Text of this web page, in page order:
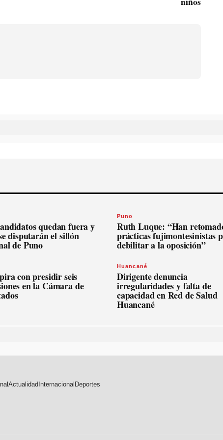
quedan fuera y
disputarán el sillón
de Puno
Puno
Ruth Luque: “Han
prácticas fujimontesinistas
debilitar a la oposición”
con presidir seis
en la Cámara de
Huancané
Dirigente denuncia
irregularidades y falta de
capacidad en Red de Salud
Huancané
Actualidad Internacional Deportes